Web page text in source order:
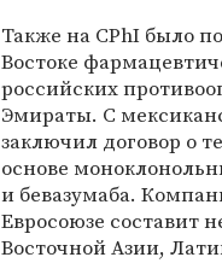
Также на CPhI было
Востоке
российских
Эмираты. С
заключил договор о
основе
и бевазумаба.
Евросоюзе составит
Восточной Азии,